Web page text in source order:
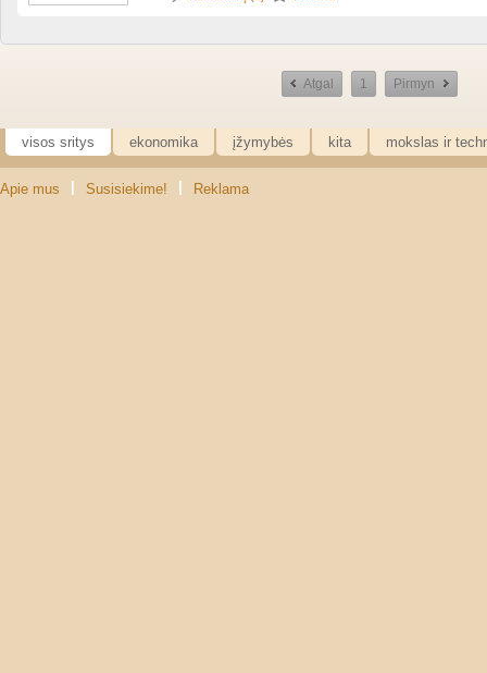
Atgal 1 Pirmyn
visos sritys ekonomika įžymybės kita mokslas ir
Apie mus Susisiekime! Reklama